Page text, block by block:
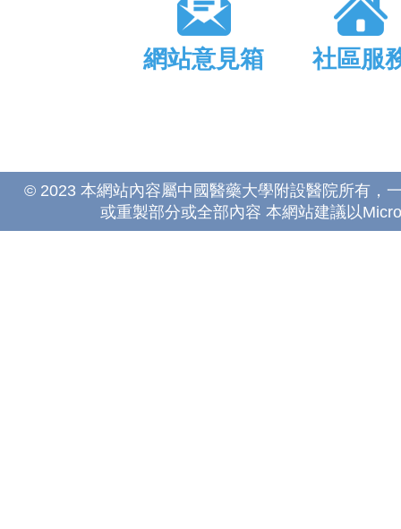
網站意見箱 社區服
© 2023 本網站內容屬中國醫藥大學附設醫院所有，
或重製部分或全部內容 本網站建議以